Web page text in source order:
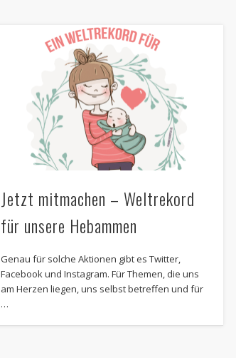
Jetzt mitmachen – Weltrekord
für unsere Hebammen
Genau für solche Aktionen gibt es Twitter,
Facebook und Instagram. Für Themen, die uns
am Herzen liegen, uns selbst betreffen und für
…